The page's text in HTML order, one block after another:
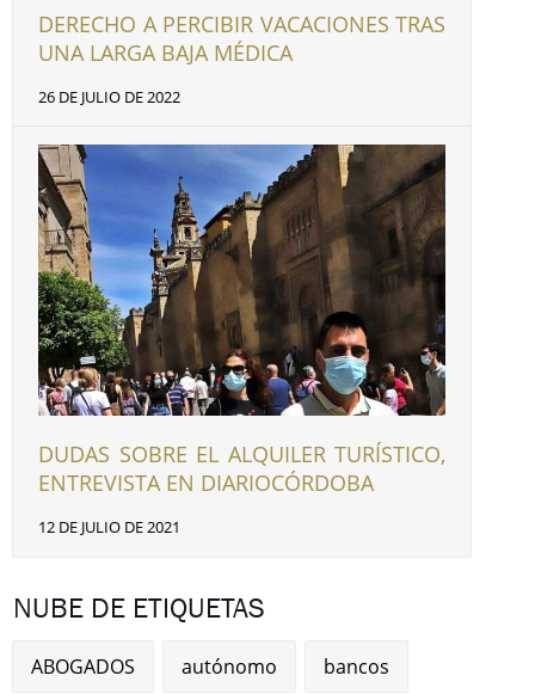
DERECHO A PERCIBIR VACACIONES TRAS
UNA LARGA BAJA MÉDICA
26 DE JULIO DE 2022
DUDAS SOBRE EL ALQUILER TURÍSTICO,
ENTREVISTA EN DIARIOCÓRDOBA
12 DE JULIO DE 2021
NUBE DE ETIQUETAS
ABOGADOS autónomo bancos